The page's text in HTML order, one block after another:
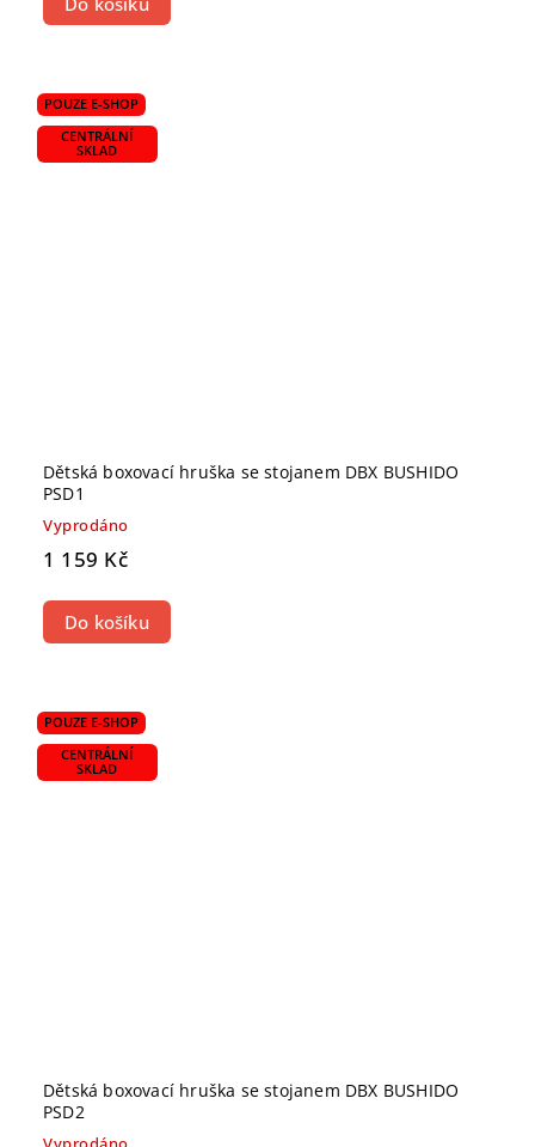
POUZE E-SHOP
CENTRÁLNÍ
SKLAD
Dětská boxovací hruška se stojanem DBX BUSHIDO
PSD1
Vyprodáno
1 159 Kč
Do košíku
POUZE E-SHOP
CENTRÁLNÍ
SKLAD
Dětská boxovací hruška se stojanem DBX BUSHIDO
PSD2